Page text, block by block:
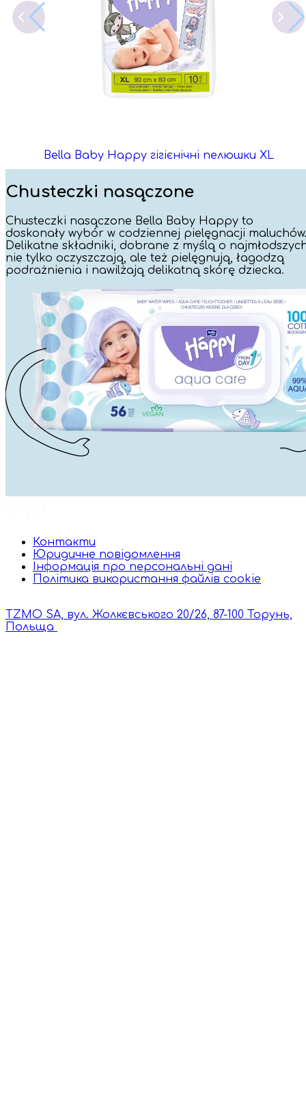
Bella Baby Happy гігієнічні пелюшки XL
Chusteczki nasączone
Chusteczki nasączone Bella Baby Happy to
doskonały wybór w codziennej pielęgnacji maluchów.
Delikatne składniki, dobrane z myślą o
nie tylko oczyszczają, ale też pielęgnują, łagodzą
podrażnienia i nawilżają delikatną skórę dziecka.
Контакти
Юридичне повідомлення
Інформація про персональні дані
Політика використання файлів cookie
TZMO SA, вул. Жолкєвського 20/26, 87-100 Торунь,
Польща